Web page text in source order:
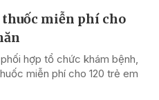
miễn phí cho
hợp tổ chức khám bệnh,
miễn phí cho 120 trẻ em